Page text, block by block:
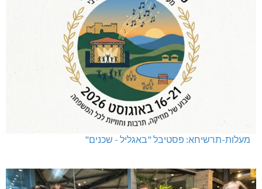
מעלות-תרשיחא: פסטיבל "באגליל - שכנים"